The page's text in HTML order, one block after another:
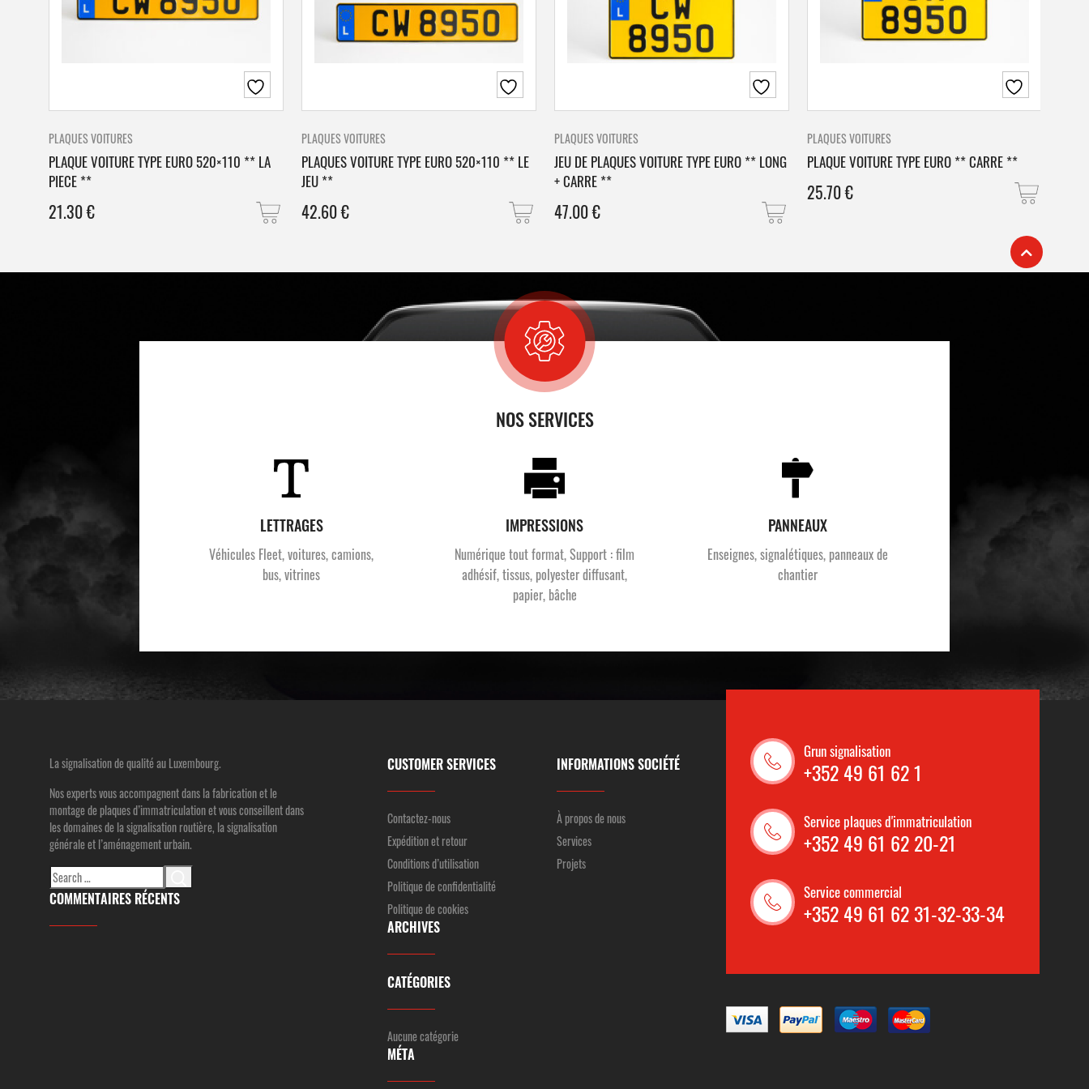
PLAQUES VOITURES
PLAQUE VOITURE TYPE EURO 520×110 ** LA
PIECE **
21.30€
PLAQUES VOITURES
PLAQUES VOITURE TYPE EURO 520×110 ** LE
JEU **
42.60€
PLAQUES VOITURES
JEU DE PLAQUES VOITURE TYPE EURO ** LONG
+ CARRE **
47.00€
PLAQUES VOITURES
PLAQUE VOITURE TYPE EURO ** CARRE **
25.70€
NOS SERVICES
LETTRAGES
Véhicules Fleet, voitures, camions,
bus, vitrines
IMPRESSIONS
Numérique tout format, Support : film
adhésif, tissus, polyester diffusant,
papier, bâche
PANNEAUX
Enseignes, signalétiques, panneaux de
chantier
La signalisation de qualité au Luxembourg.
Nos experts vous accompagnent dans la fabrication et le
montage de plaques d’immatriculation et vous conseillent dans
les domaines de la signalisation routière, la signalisation
générale et l’aménagement urbain.
Search
for:
COMMENTAIRES RÉCENTS
CUSTOMER SERVICES
Contactez-nous
Expédition et retour
Conditions d’utilisation
Politique de confidentialité
Politique de cookies
ARCHIVES
CATÉGORIES
Aucune catégorie
MÉTA
INFORMATIONS SOCIÉTÉ
À propos de nous
Services
Projets
Grun signalisation
+352 49 61 62 1
Service plaques d'immatriculation
+352 49 61 62 20-21
Service commercial
+352 49 61 62 31-32-33-34